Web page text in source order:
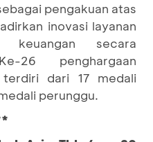
pengakuan atas
inovasi layanan
secara
26 penghargaan
dari 17 medali
perunggu.